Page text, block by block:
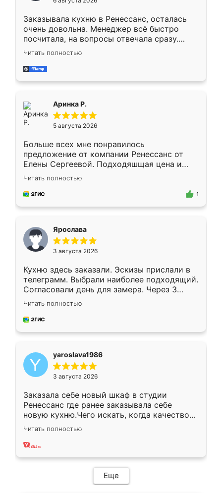
мебели буду заказывать только здесь.
Заказывала кухню в Ренессанс, осталась
очень довольна. Менеджер всё быстро
посчитала, на вопросы отвечала сразу.
Замерщик приехал в субботу, подошёл к
делу со всей ответственностью. Собрали
за день, ребята работали аккуратно, даже
Читать полностью
Аринка Р.
5 августа 2026
Больше всех мне понравилось
предложение от компании Ренессанс от
Елены Сергеевой. Подходяшщая цена и
короткие сроки изготовления. Приехавший
для замера сотрудник Владислав
предложил по моему эскизу самый
Читать полностью
1
Ярослава
3 августа 2026
Кухню здесь заказали. Эскизы прислали в
телеграмм. Выбрали наиболее подходящий.
Согласовали день для замера. Через 3
недели кухня была уже готова. Остались
довольны работой. Спасибо Ренессанс
мебель за качественную работу!
Читать полностью
yaroslava1986
3 августа 2026
Заказала себе новый шкаф в студии
Ренессанс где ранее заказывала себе
новую кухню.Чего искать, когда качеством
вполне довольна. Служит кухня уже почти
два года, нареканий нет.
Читать полностью
Еще